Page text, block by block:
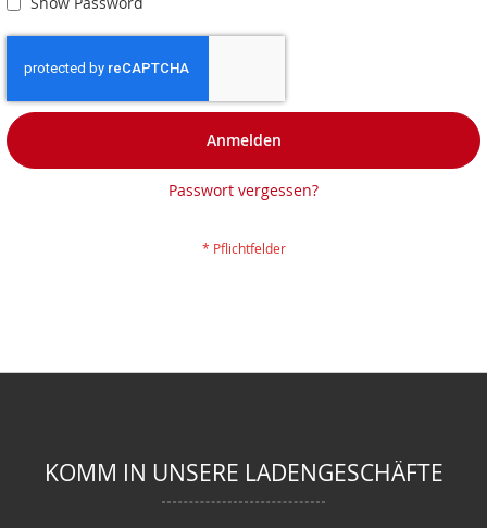
Anmelden
Passwort vergessen?
KOMM IN UNSERE LADENGESCHÄFTE